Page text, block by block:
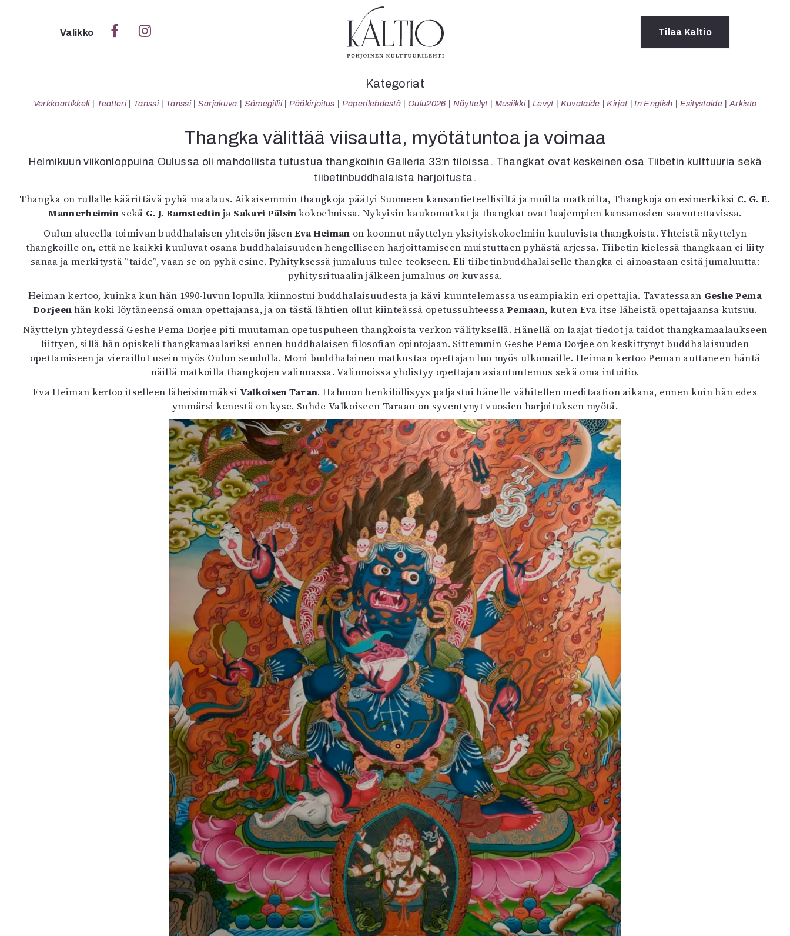
Sulje
Verkkoartikkeli
Tanssi
Tanssi
Sarjakuva
Paperilehdestä
Oulu2026
Näyttelyt
Musiikki
Levyt
Kuvataide
In English
Esitystaide
Arkisto
Lehdet
4/2026
1/2026
6/2025
5/2025 saame
5/2025
Tilaus ja
Yhteistyössä
Toimitus
Mediatiedot
Valikko Tilaa Kaltio
Kategoriat
Verkkoartikkeli Teatteri Tanssi Tanssi Sarjakuva Sámegillii Pääkirjoitus Paperilehdestä Oulu2026 Näyttelyt Musiikki Levyt Kuvataide Kirjat In English Esitystaide Arkisto
Thangka välittää viisautta, myötätuntoa ja voimaa
Helmikuun viikonloppuina Oulussa oli mahdollista tutustua thangkoihin Galleria 33:n tiloissa. Thangkat ovat keskeinen osa Tiibetin kulttuuria sekä
tiibetinbuddhalaista harjoitusta.
Thangka on rullalle käärittävä pyhä maalaus. Aikaisemmin thangkoja päätyi Suomeen kansantieteellisiltä ja muilta matkoilta, Thangkoja on esimerkiksi C. G. E.
Mannerheimin sekä G. J. Ramstedtinja Sakari Pälsinkokoelmissa. Nykyisin kaukomatkat ja thangkat ovat laajempien kansanosien saavutettavissa.
Oulun alueella toimivan buddhalaisen yhteisön jäsenEva Heiman on koonnut näyttelyn yksityiskokoelmiin kuuluvista thangkoista. Yhteistä näyttelyn
thangkoille on, että ne kaikki kuuluvat osana buddhalaisuuden hengelliseen harjoittamiseen muistuttaen pyhästä arjessa. Tiibetin kielessä thangkaan ei liity
sanaa ja merkitystä ”taide”, vaan se on pyhä esine. Pyhityksessä jumaluus tulee teokseen. Eli tiibetinbuddhalaiselle thangka ei ainoastaan esitä jumaluutta:
pyhitysrituaalin jälkeen jumaluus on kuvassa.
Heiman kertoo, kuinka kun hän 1990-luvun lopulla kiinnostui buddhalaisuudesta ja kävi kuuntelemassa useampiakin eri opettajia. Tavatessaan Geshe Pema
Dorjeenhän koki löytäneensä oman opettajansa, ja on tästä lähtien ollut kiinteässä opetussuhteessaPemaan, kuten Eva itse läheistä opettajaansa kutsuu.
Näyttelyn yhteydessä Geshe Pema Dorjee piti muutaman opetuspuheen thangkoista verkon välityksellä. Hänellä on laajat tiedot ja taidot thangkamaalaukseen
liittyen, sillä hän opiskeli thangkamaalariksi ennen buddhalaisen filosofian opintojaan. Sittemmin Geshe Pema Dorjee on keskittynyt buddhalaisuuden
opettamiseen ja vieraillut usein myös Oulun seudulla. Moni buddhalainen matkustaa opettajan luo myös ulkomaille. Heiman kertoo Peman auttaneen häntä
näillä matkoilla thangkojen valinnassa. Valinnoissa yhdistyy opettajan asiantuntemus sekä oma intuitio.
Eva Heiman kertoo itselleen läheisimmäksi Valkoisen Taran. Hahmon henkilöllisyys paljastui hänelle vähitellen meditaation aikana, ennen kuin hän edes
ymmärsi kenestä on kyse. Suhde Valkoiseen Taraan on syventynyt vuosien harjoituksen myötä.